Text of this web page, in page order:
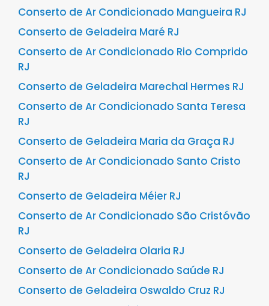
Conserto de Ar Condicionado Mangueira RJ
Conserto de Geladeira Maré RJ
Conserto de Ar Condicionado Rio Comprido
RJ
Conserto de Geladeira Marechal Hermes RJ
Conserto de Ar Condicionado Santa Teresa
RJ
Conserto de Geladeira Maria da Graça RJ
Conserto de Ar Condicionado Santo Cristo
RJ
Conserto de Geladeira Méier RJ
Conserto de Ar Condicionado São Cristóvão
RJ
Conserto de Geladeira Olaria RJ
Conserto de Ar Condicionado Saúde RJ
Conserto de Geladeira Oswaldo Cruz RJ